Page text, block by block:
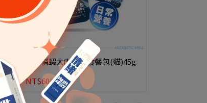
南極磷蝦大肉包主食餐包(貓)45g
NT$60NT$65